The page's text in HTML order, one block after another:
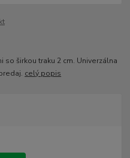
širkou traku 2 cm. Univerzálna
celý popis